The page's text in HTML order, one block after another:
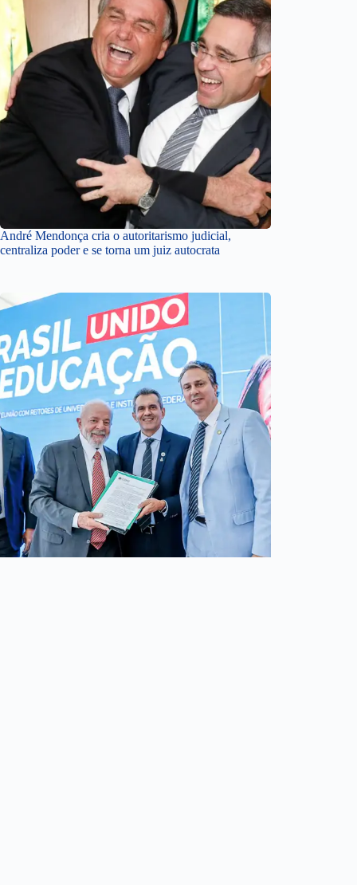
André Mendonça cria o autoritarismo judicial,
centraliza poder e se torna um juiz autocrata